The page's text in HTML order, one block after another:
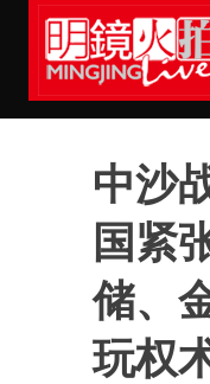
中沙
国紧
储、
玩权